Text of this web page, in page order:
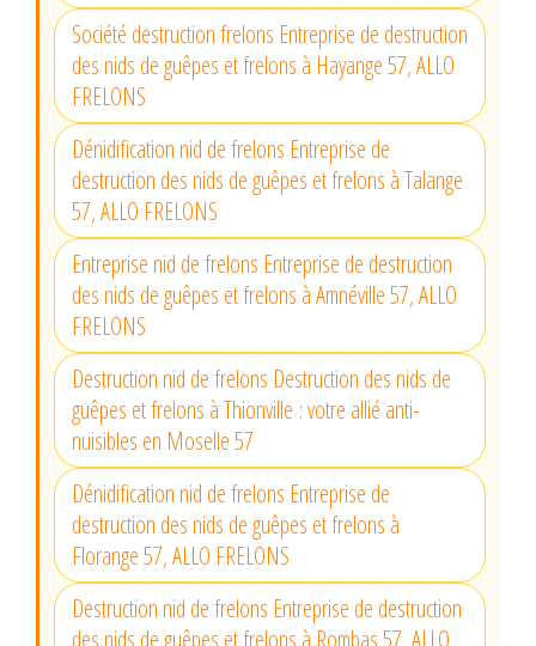
Société destruction frelons Entreprise de destruction
des nids de guêpes et frelons à Hayange 57, ALLO
FRELONS
Dénidification nid de frelons Entreprise de
destruction des nids de guêpes et frelons à Talange
57, ALLO FRELONS
Entreprise nid de frelons Entreprise de destruction
des nids de guêpes et frelons à Amnéville 57, ALLO
FRELONS
Destruction nid de frelons Destruction des nids de
guêpes et frelons à Thionville : votre allié anti-
nuisibles en Moselle 57
Dénidification nid de frelons Entreprise de
destruction des nids de guêpes et frelons à
Florange 57, ALLO FRELONS
Destruction nid de frelons Entreprise de destruction